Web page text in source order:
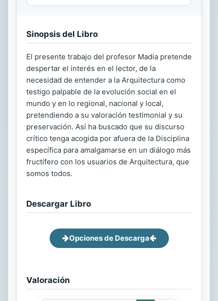
Sinopsis del Libro
El presente trabajo del profesor Madia pretende
despertar el interés en el lector, de la
necesidad de entender a la Arquitectura como
testigo palpable de la evolución social en el
mundo y en lo regional, nacional y local,
pretendiendo a su valoración testimonial y su
preservación. Así ha buscado que su discurso
crítico tenga acogida por afuera de la Disciplina
específica para amalgamarse en un diálogo más
fructífero con los usuarios de Arquitectura, que
somos todos.
Descargar Libro
Opciones de Descarga
Valoración